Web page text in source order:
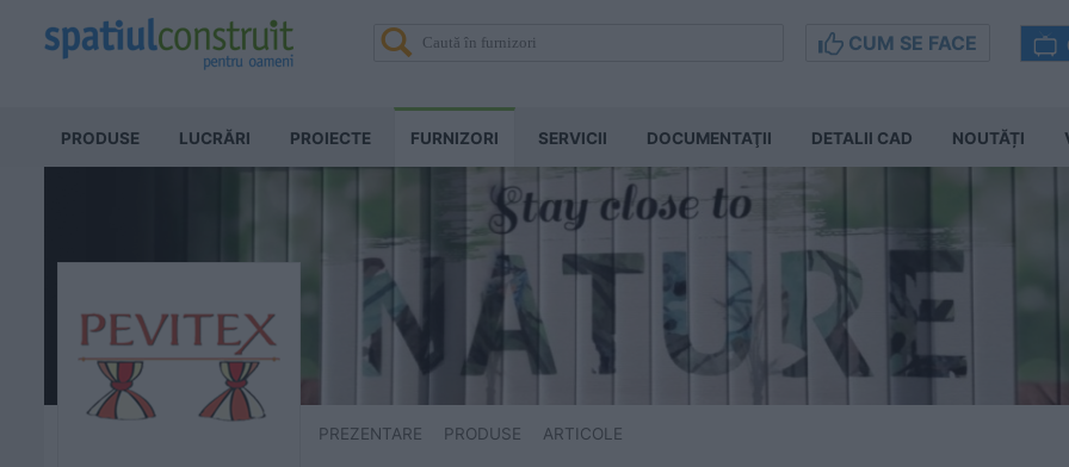
CUM SE FACE
PRODUSE LUCRĂRI PROIECTE FURNIZORI SERVICII DOCUMENTAŢII DETALII CAD NOUTĂȚI
PREZENTARE PRODUSE ARTICOLE